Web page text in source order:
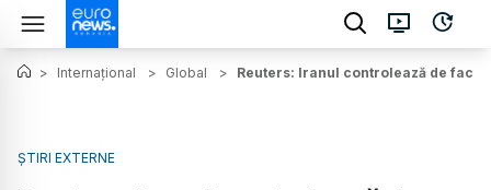
> Internațional > Global > Reuters: Iranul controlează de
ȘTIRI EXTERNE